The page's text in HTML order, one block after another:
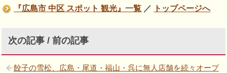
『広島市 中区 スポット 観光』一覧 ／ トップページへ
次の記事 / 前の記事
餃子の雪松、広島・尾道・福山・呉に無人店舗を続々オープ